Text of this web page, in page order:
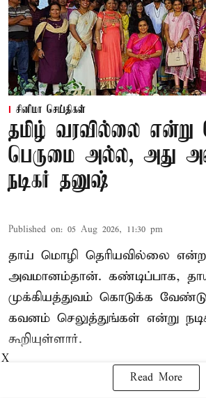
சினிமா செய்திகள்
தமிழ் வரவில்லை என்று
பெருமை அல்ல, அது
நடிகர் தனுஷ்
Published on: 05 Aug 2026, 11:30 pm
தாய் மொழி தெரியவில்லை
அவமானம்தான். கண்டிப்பாக,
முக்கியத்துவம் கொடுக்க
கவனம் செலுத்துங்கள் என்று
கூறியுள்ளார்.
Read More
X